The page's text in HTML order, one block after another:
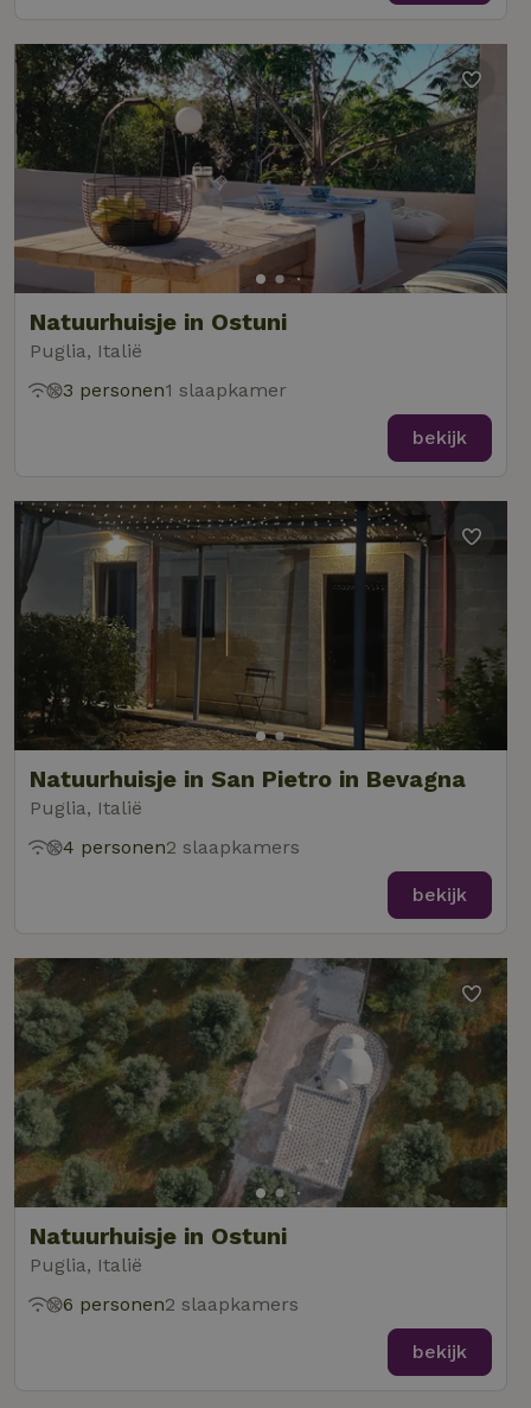
Natuurhuisje in Ostuni
Puglia, Italië
3 personen1 slaapkamer
bekijk
Natuurhuisje in San Pietro in Bevagna
Puglia, Italië
4 personen2 slaapkamers
bekijk
Natuurhuisje in Ostuni
Puglia, Italië
6 personen2 slaapkamers
bekijk